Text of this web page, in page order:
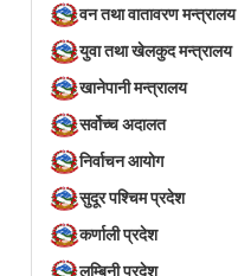
वन तथा वातावरण मन्त्रालय
युवा तथा खेलकुद मन्त्रालय
खानेपानी मन्त्रालय
सर्वोच्च अदालत
निर्वाचन आयोग
सुदूर पश्चिम प्रदेश
कर्णाली प्रदेश
लुम्बिनी प्रदेश